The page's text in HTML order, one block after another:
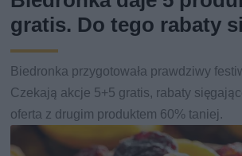
gratis. Do tego rabaty
Biedronka przygotowała prawdziwy
Czekają akcje 5+5 gratis, rabaty
oferta z drugim produktem 60% taniej.